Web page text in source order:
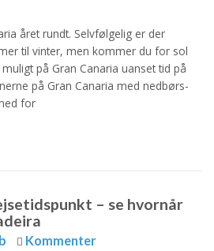
året rundt. Selvfølgelig er der
til vinter, men kommer du for sol
på Gran Canaria uanset tid på
på Gran Canaria med nedbørs-
for
– se hvornår
Kommenter